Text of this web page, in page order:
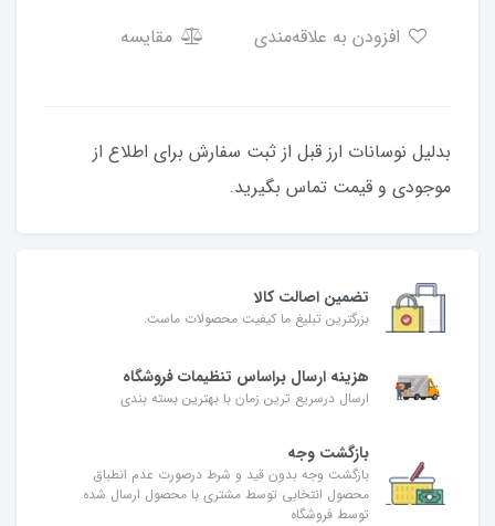
مقایسه
بدلیل نوسانات ارز قبل از ثبت سفارش برای اطلاع از
موجودی و قیمت تماس بگیرید.
تضمین اصالت کالا
بزرگترین تبلیغ ما کیفیت محصولات ماست.
هزینه ارسال براساس تنظیمات فروشگاه
ارسال درسریع ترین زمان با بهترین بسته بندی
بازگشت وجه
بازگشت وجه بدون قید و شرط درصورت عدم انطباق
محصول انتخابی توسط مشتری با محصول ارسال شده
توسط فروشگاه